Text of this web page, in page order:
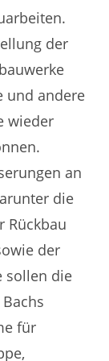
der
und andere
wieder
an
die
Rückbau
der
sollen die
für